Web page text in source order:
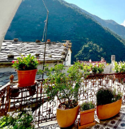
DE
RU
Über
uns
Unsere
suchen
Sie?
Provinz
Ort